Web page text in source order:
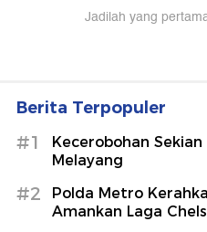
Jadilah yang
Berita Terpopuler
#1
Kecerobohan
Melayang
#2
Polda Metro
Amankan Laga